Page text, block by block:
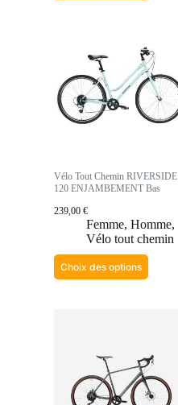
Vélo Tout Chemin RIVERSIDE
120 ENJAMBEMENT Bas
239,00 €
Femme, Homme,
Vélo tout chemin
Choix des options